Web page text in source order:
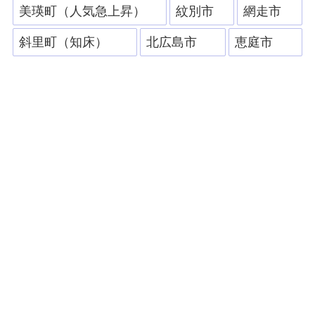
美瑛町（人気急上昇） 紋別市 網走市
斜里町（知床） 北広島市 恵庭市